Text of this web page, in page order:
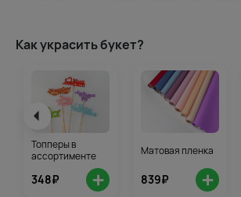
Как украсить букет?
Топперы в
ассортименте
348₽ +
Матовая пленка
839₽ +